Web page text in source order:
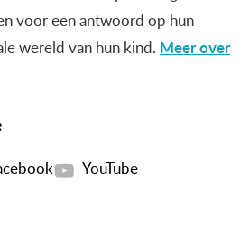
voor een antwoord op hun
wereld van hun kind. Meer over
YouTube